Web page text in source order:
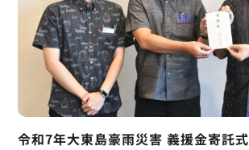
令和7年大東島豪雨災害 義援金寄託式